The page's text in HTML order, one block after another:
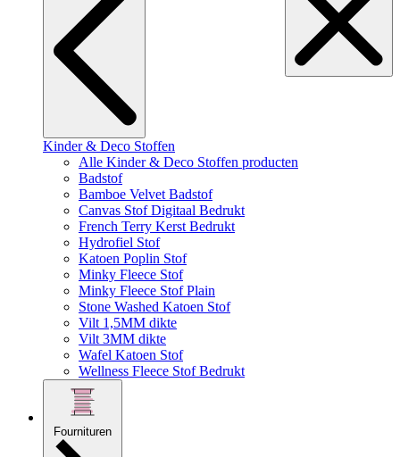
Kinder & Deco Stoffen
Alle Kinder & Deco Stoffen producten
Badstof
Bamboe Velvet Badstof
Canvas Stof Digitaal Bedrukt
French Terry Kerst Bedrukt
Hydrofiel Stof
Katoen Poplin Stof
Minky Fleece Stof
Minky Fleece Stof Plain
Stone Washed Katoen Stof
Vilt 1,5MM dikte
Vilt 3MM dikte
Wafel Katoen Stof
Wellness Fleece Stof Bedrukt
Fournituren